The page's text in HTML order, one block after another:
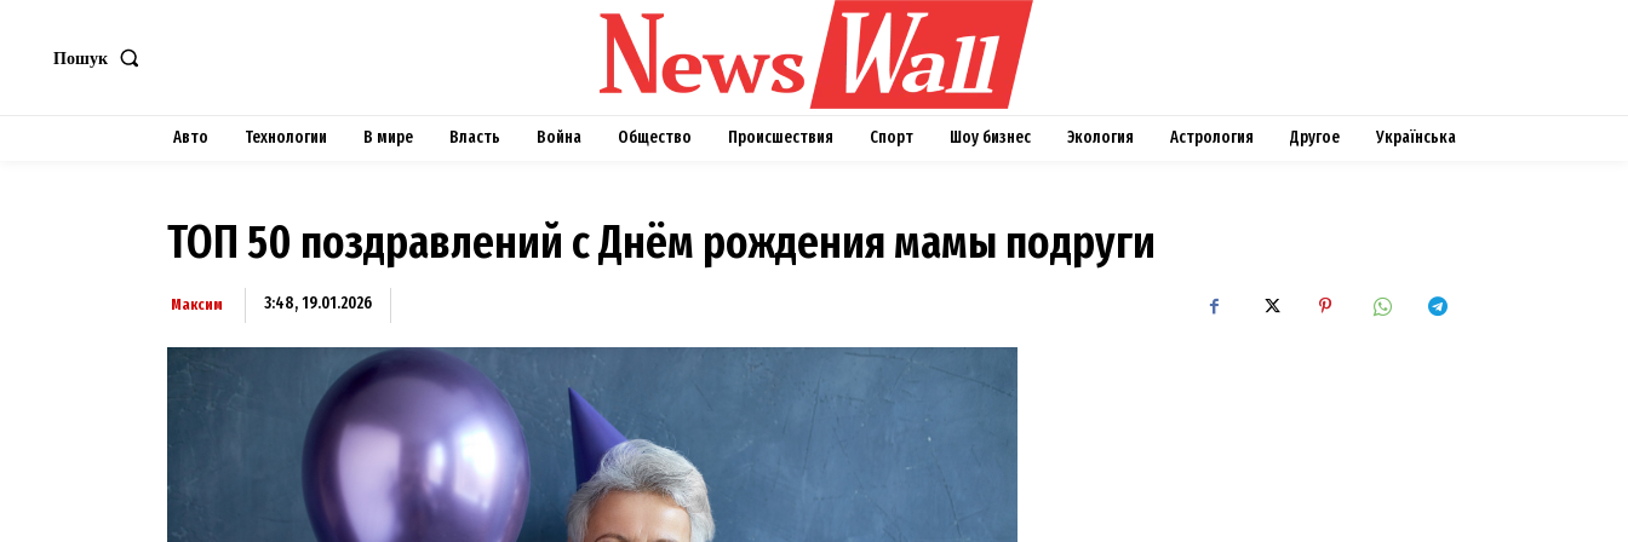
Пошук
Авто Технологии В мире Власть Война Общество Происшествия Спорт Шоу бизнес Экология Астрология Другое Українська
ТОП 50 поздравлений с Днём рождения мамы подруги
Максим 3:48, 19.01.2026